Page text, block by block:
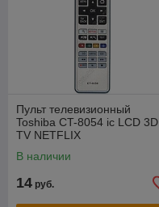
Пульт телевизионный
Toshiba CT-8054 ic LCD 3D
TV NETFLIX
В наличии
14 руб.